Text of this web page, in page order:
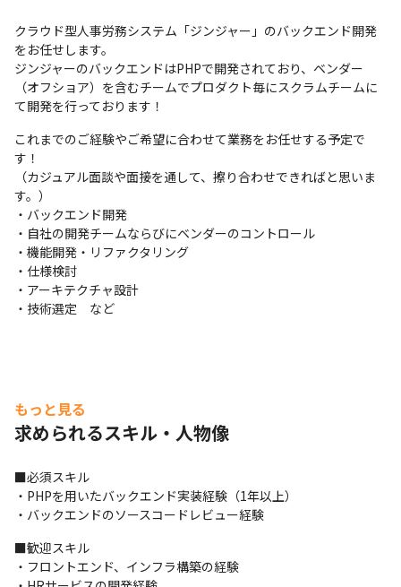
クラウド型人事労務システム「ジンジャー」のバックエンド開発
をお任せします。
ジンジャーのバックエンドはPHPで開発されており、ベンダー
（オフショア）を含むチームでプロダクト毎にスクラムチームに
て開発を行っております！
これまでのご経験やご希望に合わせて業務をお任せする予定で
す！
（カジュアル面談や面接を通して、擦り合わせできればと思いま
す。）
・バックエンド開発
・自社の開発チームならびにベンダーのコントロール
・機能開発・リファクタリング
・仕様検討
・アーキテクチャ設計
・技術選定　など
もっと見る
求められるスキル・人物像
■必須スキル
・PHPを用いたバックエンド実装経験（1年以上）
・バックエンドのソースコードレビュー経験
■歓迎スキル
・フロントエンド、インフラ構築の経験